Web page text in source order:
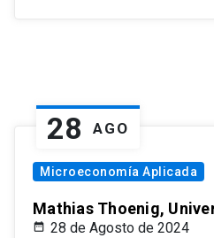
28 AGO
Microeconomía Aplicada
Mathias Thoenig,
28 de Agosto de 2024